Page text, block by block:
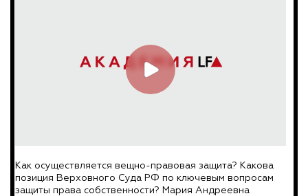
Как осуществляется вещно-правовая защита? Какова
позиция Верховного Суда РФ по ключевым вопросам
защиты права собственности? Мария Андреевна